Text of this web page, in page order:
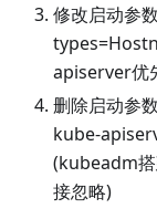
修改启动参
apiserver优
删除启动参
kube-
(kubeadm搭
接忽略)